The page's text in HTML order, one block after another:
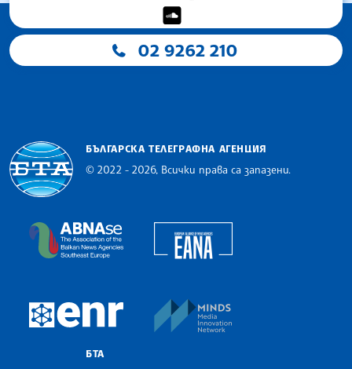
02 9262 210
БЪЛГАРСКА ТЕЛЕГРАФНА АГЕНЦИЯ
© 2022 - 2026, Всички права са запазени.
The Assocoation of the Balkan News Agencies
European Newsroom
БТА